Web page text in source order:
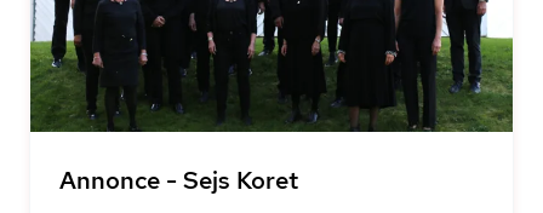
Annonce - Sejs Koret